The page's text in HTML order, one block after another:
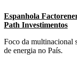
Espanhola
Path Investimentos
Foco da multinacional
de energia no País.